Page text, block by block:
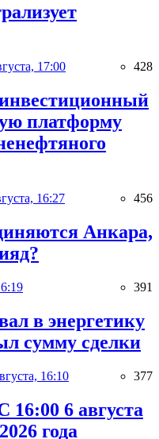
17:00 428
платформу
16:27 456
Анкара,
391
в энергетику
сумму сделки
16:10 377
16:00 6 августа
года